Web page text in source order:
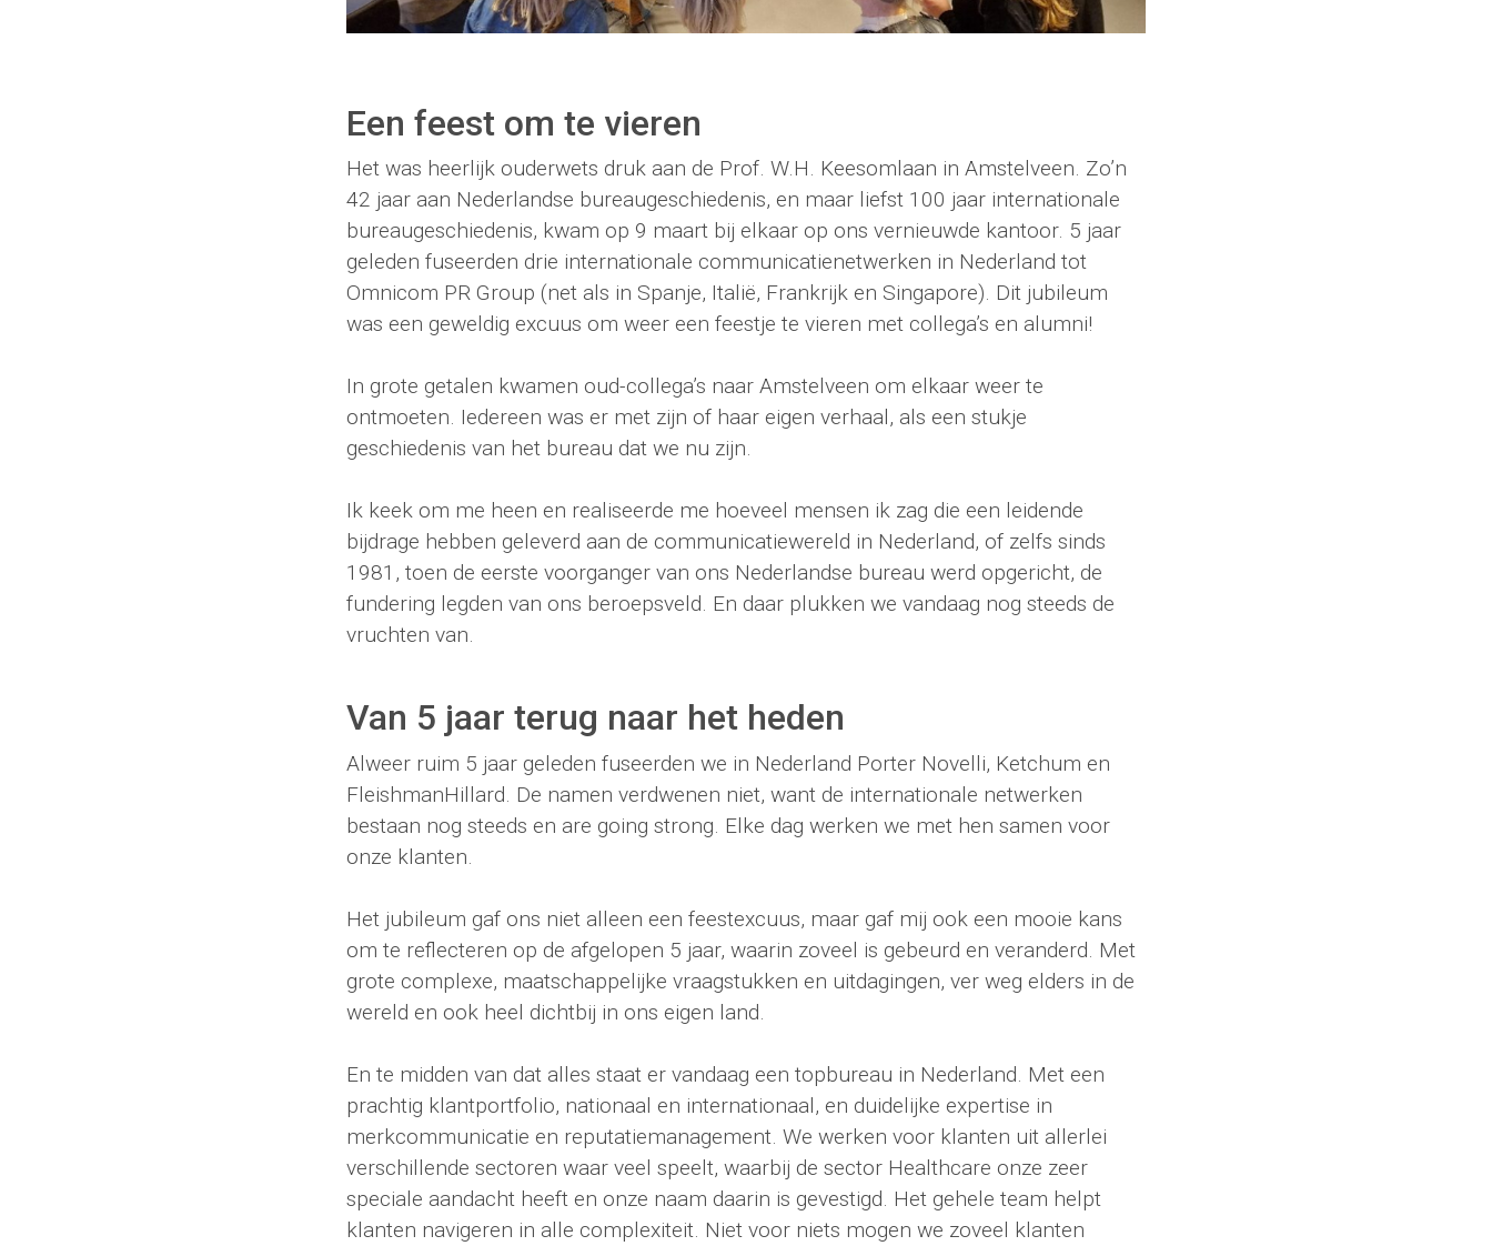
Een feest om te vieren
Het was heerlijk ouderwets druk aan de Prof. W.H. Keesomlaan in Amstelveen. Zo’n
42 jaar aan Nederlandse bureaugeschiedenis, en maar liefst 100 jaar internationale
bureaugeschiedenis, kwam op 9 maart bij elkaar op ons vernieuwde kantoor. 5 jaar
geleden fuseerden drie internationale communicatienetwerken in Nederland tot
Omnicom PR Group (net als in Spanje, Italië, Frankrijk en Singapore). Dit jubileum
was een geweldig excuus om weer een feestje te vieren met collega’s en alumni!
In grote getalen kwamen oud-collega’s naar Amstelveen om elkaar weer te
ontmoeten. Iedereen was er met zijn of haar eigen verhaal, als een stukje
geschiedenis van het bureau dat we nu zijn.
Ik keek om me heen en realiseerde me hoeveel mensen ik zag die een leidende
bijdrage hebben geleverd aan de communicatiewereld in Nederland, of zelfs sinds
1981, toen de eerste voorganger van ons Nederlandse bureau werd opgericht, de
fundering legden van ons beroepsveld. En daar plukken we vandaag nog steeds de
vruchten van.
Van 5 jaar terug naar het heden
Alweer ruim 5 jaar geleden fuseerden we in Nederland Porter Novelli, Ketchum en
FleishmanHillard. De namen verdwenen niet, want de internationale netwerken
bestaan nog steeds en are going strong. Elke dag werken we met hen samen voor
onze klanten.
Het jubileum gaf ons niet alleen een feestexcuus, maar gaf mij ook een mooie kans
om te reflecteren op de afgelopen 5 jaar, waarin zoveel is gebeurd en veranderd. Met
grote complexe, maatschappelijke vraagstukken en uitdagingen, ver weg elders in de
wereld en ook heel dichtbij in ons eigen land.
En te midden van dat alles staat er vandaag een topbureau in Nederland. Met een
prachtig klantportfolio, nationaal en internationaal, en duidelijke expertise in
merkcommunicatie en reputatiemanagement. We werken voor klanten uit allerlei
verschillende sectoren waar veel speelt, waarbij de sector Healthcare onze zeer
speciale aandacht heeft en onze naam daarin is gevestigd. Het gehele team helpt
klanten navigeren in alle complexiteit. Niet voor niets mogen we zoveel klanten